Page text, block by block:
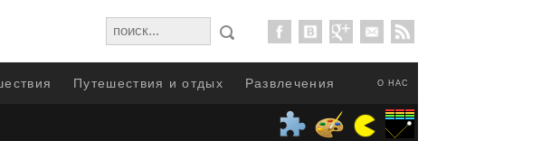
О НАС
Путешествия и отдых Развлечения